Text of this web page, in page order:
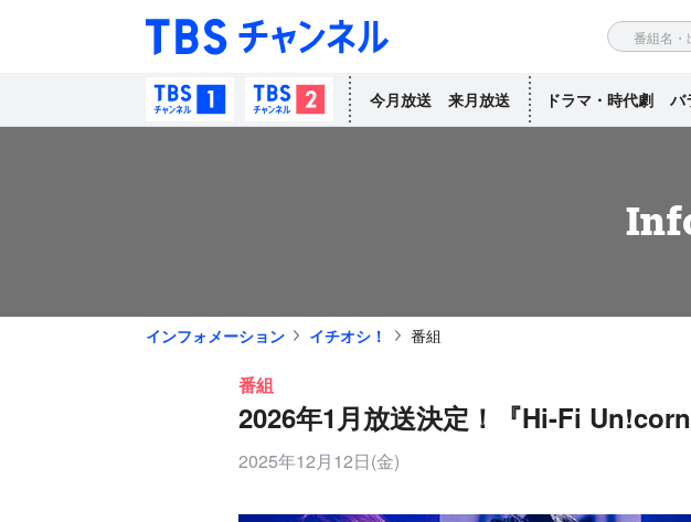
TBSチャンネル1TBSチャンネル2
今月放送 来月放送 ドラマ・時代劇 バ
インフォメーション イチオシ！ 番組
番組
2026年1月放送決定！『Hi-Fi
2025年12月12日(金)